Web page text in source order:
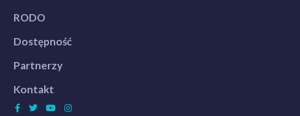
RODO
Dostępność
Partnerzy
Kontakt